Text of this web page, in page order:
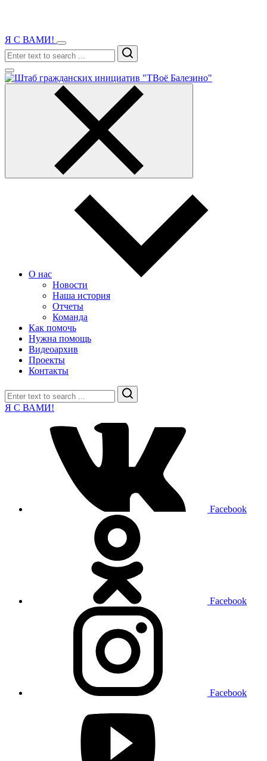
Я С ВАМИ!
Search
О нас
Новости
Наша история
Отчеты
Команда
Как помочь
Нужна помощь
Видеоархив
Проекты
Контакты
Search
Я С ВАМИ!
Facebook
Facebook
Facebook